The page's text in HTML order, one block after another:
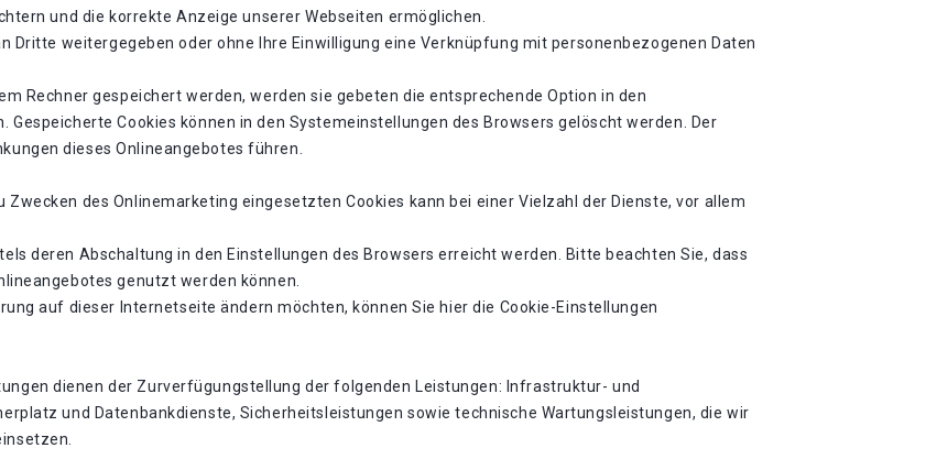
und die korrekte Anzeige unserer Webseiten ermöglichen.
Dritte weitergegeben oder ohne Ihre Einwilligung eine Verknüpfung mit personenbezogenen Daten
Rechner gespeichert werden, werden sie gebeten die entsprechende Option in den
Cookies können in den Systemeinstellungen des Browsers gelöscht werden. Der
dieses Onlineangebotes führen.
Zwecken des Onlinemarketing eingesetzten Cookies kann bei einer Vielzahl der Dienste, vor allem
deren Abschaltung in den Einstellungen des Browsers erreicht werden. Bitte beachten Sie, dass
genutzt werden können.
auf dieser Internetseite ändern möchten, können Sie hier die Cookie-Einstellungen
dienen der Zurverfügungstellung der folgenden Leistungen: Infrastruktur- und
und Datenbankdienste, Sicherheitsleistungen sowie technische Wartungsleistungen, die wir